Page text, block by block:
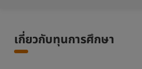
เกี่ยวกับทุนการศึกษา